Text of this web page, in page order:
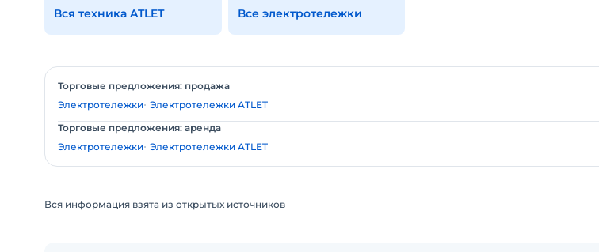
Вся техника ATLET Все электротележки
Торговые предложения: продажа
Электротележки Электротележки ATLET
Торговые предложения: аренда
Электротележки Электротележки ATLET
Вся информация взята из открытых источников